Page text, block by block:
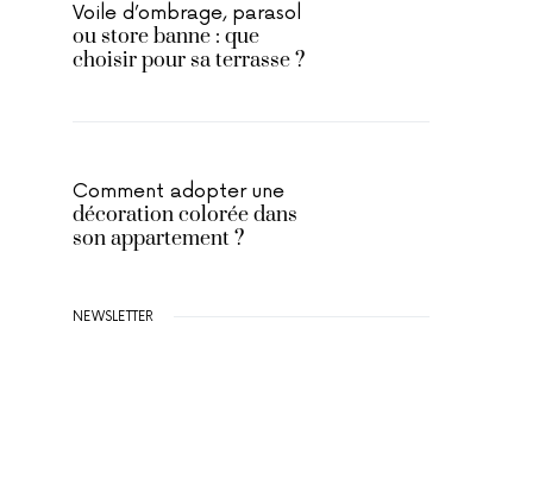
Voile d’ombrage, parasol
ou store banne : que
choisir pour sa terrasse ?
Comment adopter une
décoration colorée dans
son appartement ?
NEWSLETTER